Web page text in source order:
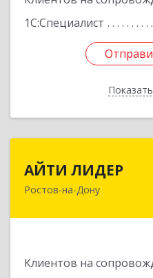
1С:Специалист
АЙТИ ЛИДЕР
Ростов-на-Дону
Клиентов на
344065,